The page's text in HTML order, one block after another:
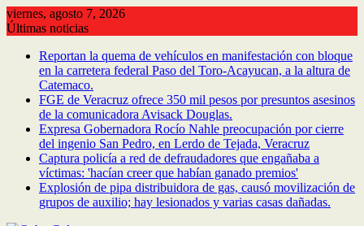
Saltar
al
viernes, agosto 7, 2026
Últimas noticias
Reportan la quema de vehículos en manifestación con bloque
en la carretera federal Paso del Toro-Acayucan, a la altura de
Catemaco.
FGE de Veracruz ofrece 350 mil pesos por presuntos asesinos
de la comunicadora Avisack Douglas.
Expresa Gobernadora Rocío Nahle preocupación por cierre
del ingenio San Pedro, en Lerdo de Tejada, Veracruz
Captura policía a red de defraudadores que engañaba a
víctimas: 'hacían creer que habían ganado premios'
Explosión de pipa distribuidora de gas, causó movilización de
grupos de auxilio; hay lesionados y varias casas dañadas.